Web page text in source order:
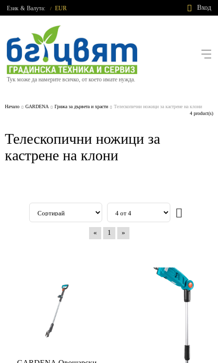
Език & Валута: / EUR Вход
Тук може да намерите всичко, от което имате нужда.
Начало GARDENA Грижа за дървета и храсти
Телескопични ножици за кастрене на клони
4 product(s)
Телескопични ножици за
кастрене на клони
« 1 »